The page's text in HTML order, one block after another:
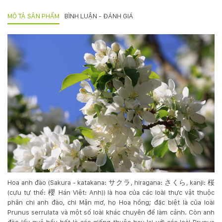
Hotline
hoasenvietdn@gmail.com
573
Nguyễn
Hữu
Thọ
-
Cẩm
Lệ
-
Đà
nẵng
MÔ TẢ SẢN PHẨM BÌNH LUẬN - ĐÁNH GIÁ
Hoa anh đào (Sakura - katakana: サクラ, hiragana: さくら, kanji: 桜
(cựu tự thể: 櫻 Hán Việt: Anh)) là hoa của các loài thực vật thuộc
phân chi anh đào, chi Mận mơ, họ Hoa hồng; đặc biệt là của loài
Prunus serrulata và một số loài khác chuyên để làm cảnh. Còn anh